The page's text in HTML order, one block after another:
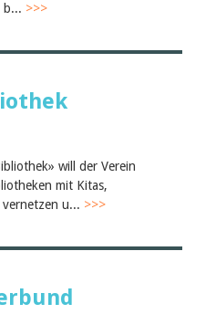
b... >>>
will der Verein
mit Kitas,
u... >>>